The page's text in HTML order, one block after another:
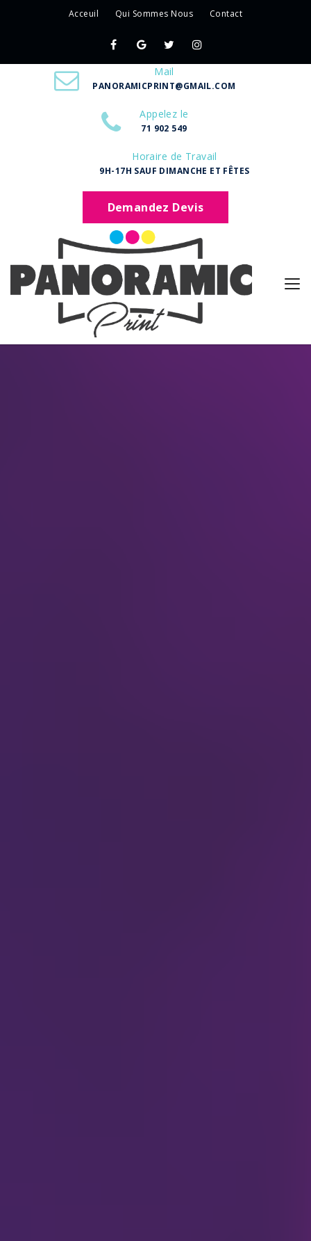
Acceuil Qui Sommes Nous Contact
Mail
PANORAMICPRINT@GMAIL.COM
Appelez le
71 902 549
Horaire de Travail
9H-17H SAUF DIMANCHE ET FÊTES
Demandez Devis